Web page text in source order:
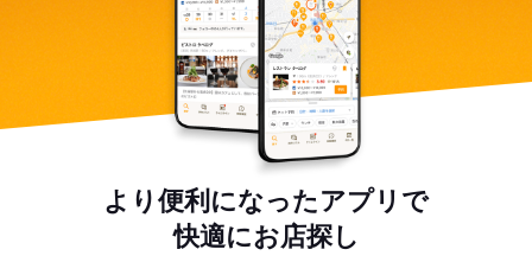
より便利になったアプリで
快適にお店探し